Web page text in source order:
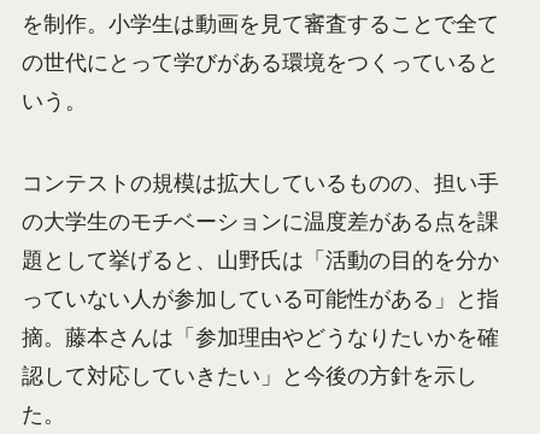
を制作。小学生は動画を見て審査することで全て
の世代にとって学びがある環境をつくっていると
いう。
コンテストの規模は拡大しているものの、担い手
の大学生のモチベーションに温度差がある点を課
題として挙げると、山野氏は「活動の目的を分か
っていない人が参加している可能性がある」と指
摘。藤本さんは「参加理由やどうなりたいかを確
認して対応していきたい」と今後の方針を示し
た。